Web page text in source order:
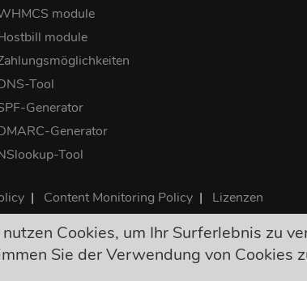
module
module
Tool
Generator
Generator
Tool
| Content Monitoring Policy | Lizenzen
sind endgültig und enthalten alle benötigten
Cookies, um Ihr Surferlebnis zu
Sie der Verwendung von Cookies